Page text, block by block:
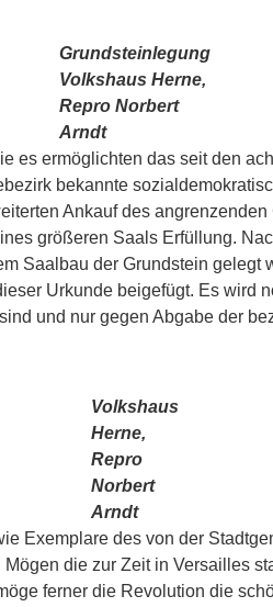
Grundsteinlegung
Volkshaus Herne,
Repro Norbert
Arndt
es ermöglichten das seit den
bekannte
Ankauf des
größeren Saals Erfüllung.
Saalbau der Grundstein gelegt
Urkunde beigefügt. Es wird
und nur gegen Abgabe der
Volkshaus
Herne,
Repro
Norbert
Arndt
Exemplare des von der
die zur Zeit in Versailles
ferner die Revolution die